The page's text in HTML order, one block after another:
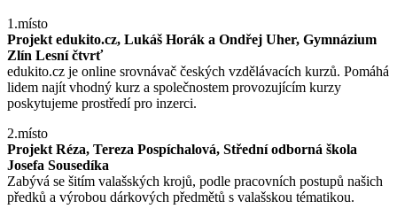
1.místo
Projekt edukito.cz, Lukáš Horák a Ondřej Uher, Gymnázium
Zlín Lesní čtvrť
edukito.cz je online srovnávač českých vzdělávacích kurzů. Pomáhá
lidem najít vhodný kurz a společnostem provozujícím kurzy
poskytujeme prostředí pro inzerci.
2.místo
Projekt Réza, Tereza Pospíchalová, Střední odborná škola
Josefa Sousedíka
Zabývá se šitím valašských krojů, podle pracovních postupů našich
předků a výrobou dárkových předmětů s valašskou tématikou.